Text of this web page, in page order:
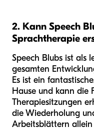
2. Kann Speech
Sprachtherapie
Speech Blubs ist als
gesamten
Es ist ein
Hause und kann die
Therapiesitzungen
die Wiederholung
Arbeitsblättern